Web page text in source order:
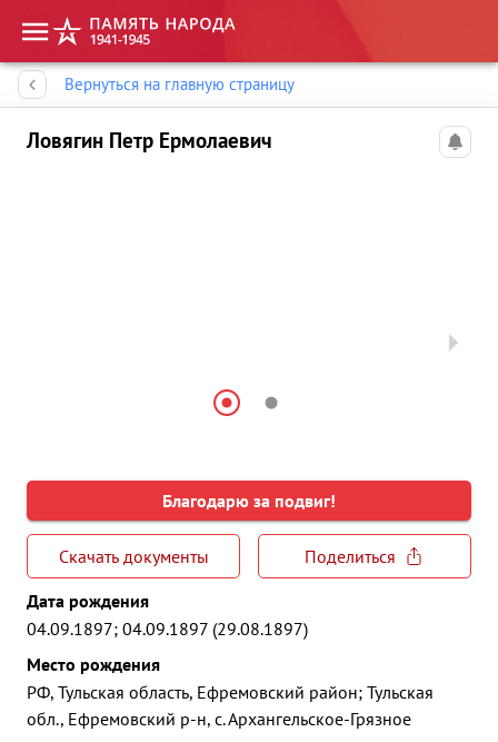
Вернуться на главную страницу
Ловягин Петр Ермолаевич
Благодарю за подвиг!
Скачать документы
Поделиться
Дата рождения
04.09.1897; 04.09.1897 (29.08.1897)
Место рождения
РФ, Тульская область, Ефремовский район; Тульская
обл., Ефремовский р-н, с. Архангельское-Грязное
Память народа